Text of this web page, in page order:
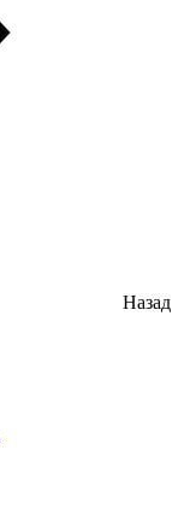
Назад